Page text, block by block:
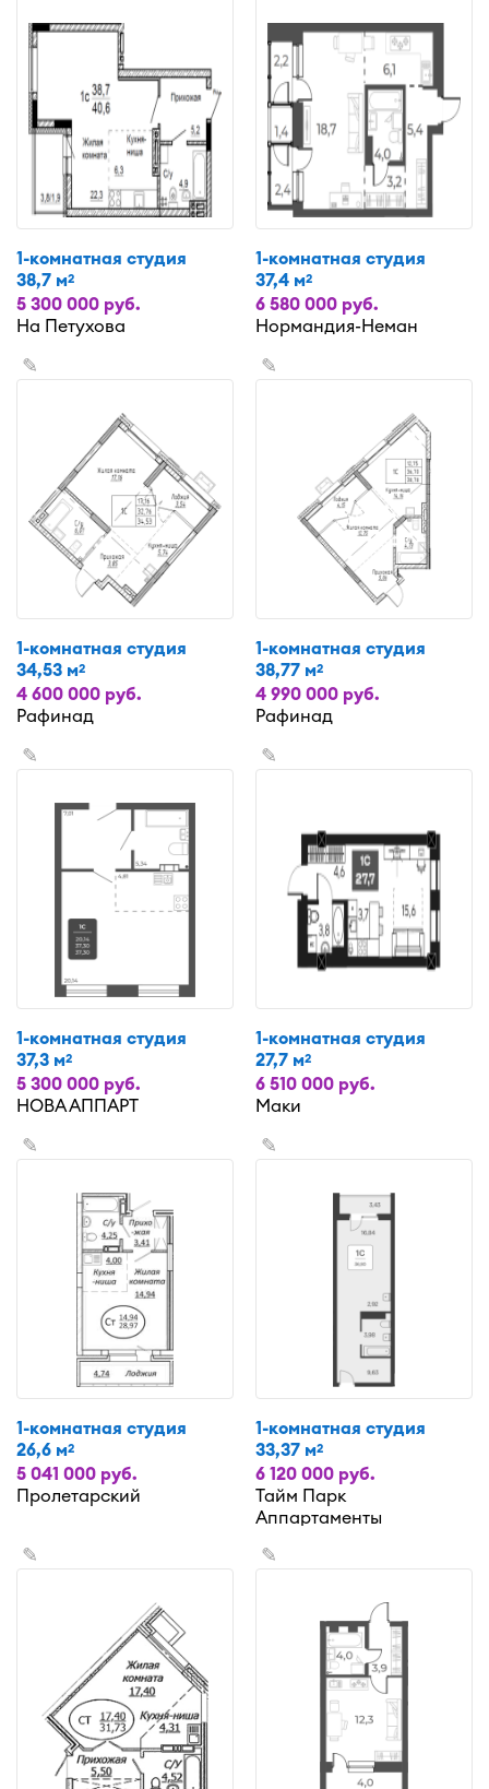
1-комнатная студия
38,7 м2
5 300 000 руб.
На Петухова
1-комнатная студия
37,4 м2
6 580 000 руб.
Нормандия-Неман
✎
1-комнатная студия
34,53 м2
4 600 000 руб.
Рафинад
✎
1-комнатная студия
38,77 м2
4 990 000 руб.
Рафинад
✎
1-комнатная студия
37,3 м2
5 300 000 руб.
НОВА АППАРТ
✎
1-комнатная студия
27,7 м2
6 510 000 руб.
Маки
✎
1-комнатная студия
26,6 м2
5 041 000 руб.
Пролетарский
✎
1-комнатная студия
33,37 м2
6 120 000 руб.
Тайм Парк
Аппартаменты
✎ ✎